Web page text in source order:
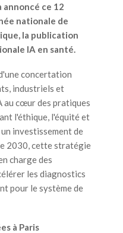
annoncé ce 12
nationale de
la publication
IA en santé.
concertation
industriels et
au cœur des pratiques
l'éthique, l'équité et
investissement de
2030, cette stratégie
charge des
les diagnostics
pour le système de
à Paris